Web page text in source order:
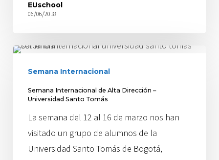
EUschool
06/06/2018
Semana Internacional
Semana Internacional de Alta Dirección –
Universidad Santo Tomás
La semana del 12 al 16 de marzo nos han
visitado un grupo de alumnos de la
Universidad Santo Tomás de Bogotá,